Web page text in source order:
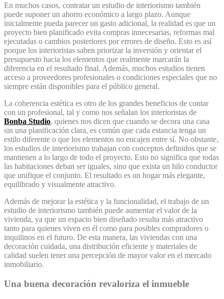
En muchos casos, contratar un estudio de interiorismo también
puede suponer un ahorro económico a largo plazo. Aunque
inicialmente pueda parecer un gasto adicional, la realidad es que un
proyecto bien planificado evita compras innecesarias, reformas mal
ejecutadas o cambios posteriores por errores de diseño. Esto es así
porque los interioristas saben priorizar la inversión y orientar el
presupuesto hacia los elementos que realmente marcarán la
diferencia en el resultado final. Además, muchos estudios tienen
acceso a proveedores profesionales o condiciones especiales que no
siempre están disponibles para el público general.
La coherencia estética es otro de los grandes beneficios de contar
con un profesional, tal y como nos señalan los interioristas de
Bonba Studio, quienes nos dicen que cuando se decora una casa
sin una planificación clara, es común que cada estancia tenga un
estilo diferente o que los elementos no encajen entre sí. No obstante,
los estudios de interiorismo trabajan con conceptos definidos que se
mantienen a lo largo de todo el proyecto. Esto no significa que todas
las habitaciones deban ser iguales, sino que exista un hilo conductor
que unifique el conjunto. El resultado es un hogar más elegante,
equilibrado y visualmente atractivo.
Además de mejorar la estética y la funcionalidad, el trabajo de un
estudio de interiorismo también puede aumentar el valor de la
vivienda, ya que un espacio bien diseñado resulta más atractivo
tanto para quienes viven en él como para posibles compradores o
inquilinos en el futuro. De esta manera, las viviendas con una
decoración cuidada, una distribución eficiente y materiales de
calidad suelen tener una percepción de mayor valor en el mercado
inmobiliario.
Una buena decoración revaloriza el inmueble